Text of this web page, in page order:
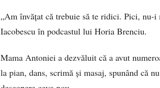
„Am învățat că trebuie să te ridici. Pici, nu-
Iacobescu în podcastul lui Horia Brenciu.
Mama Antoniei a dezvăluit că a avut
la pian, dans, scrimă și masaj, spunând că